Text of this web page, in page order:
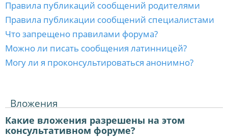
Правила публикаций сообщений родителями
Правила публикации сообщений специалистами
Что запрещено правилами форума?
Можно ли писать сообщения латинницей?
Могу ли я проконсультироваться анонимно?
Вложения
Какие вложения разрешены на этом
консультативном форуме?